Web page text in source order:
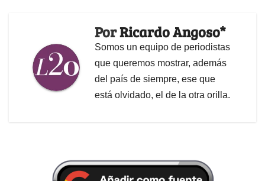
PorRicardo Angoso*
Somos un equipo de periodistas
que queremos mostrar, además
del país de siempre, ese que
está olvidado, el de la otra orilla.